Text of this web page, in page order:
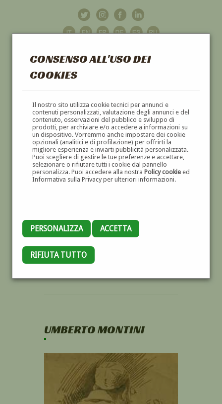
CONSENSO ALL'USO DEI
COOKIES
Il nostro sito utilizza cookie tecnici per annunci e
contenuti personalizzati, valutazione degli annunci e del
contenuto, osservazioni del pubblico e sviluppo di
prodotti, per archiviare e/o accedere a informazioni su
un dispositivo. Vorremmo anche impostare dei cookie
opzionali (analitici e di profilazione) per offrirti la
migliore esperienza e inviarti pubblicità personalizzata.
Puoi scegliere di gestire le tue preferenze e accettare,
selezionare o rifiutare tutti i cookie dal pannello
personalizza. Puoi accedere alla nostra Policy cookieed
Informativa sulla Privacy per ulteriori informazioni.
PERSONALIZZA ACCETTA
RIFIUTA TUTTO
GALLERIAD'ARTE
DIPINTI E SCULTURE '800 E '900
UMBERTO MONTINI